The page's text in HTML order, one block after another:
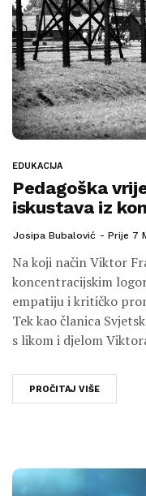
EDUKACIJA
Pedagoška
iskustava iz
Josipa Bubalović Prije 7
Na koji način Viktor
koncentracijskim
empatiju i kritičko
Tek kao članica
s likom i djelom
PROČITAJ VIŠE